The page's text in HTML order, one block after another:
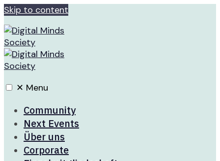
Skip to content
✕ Menu
Community
Next Events
Über uns
Corporate